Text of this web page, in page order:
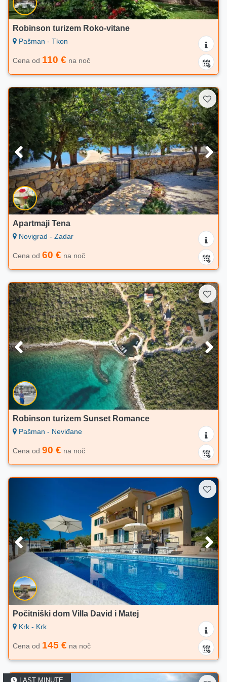
Robinson turizem Roko-vitane
Pašman - Tkon
Cena od 110 € na noč
Apartmaji Tena
Novigrad - Zadar
Cena od 60 € na noč
Robinson turizem Sunset Romance
Pašman - Neviđane
Cena od 90 € na noč
Počitniški dom Villa David i Matej
Krk - Krk
Cena od 145 € na noč
LAST MINUTE